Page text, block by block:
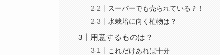
スーパーでも売られている？！
水栽培に向く植物は？
用意するものは？
これだけあれば十分